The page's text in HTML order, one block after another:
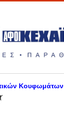
Κουφωμάτων